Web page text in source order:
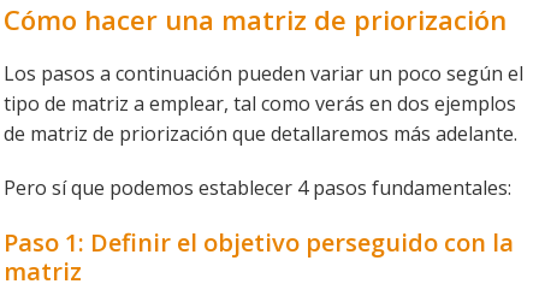
Cómo hacer una matriz de priorización
Los pasos a continuación pueden variar un poco según el
tipo de matriz a emplear, tal como verás en dos ejemplos
de matriz de priorización que detallaremos más adelante.
Pero sí que podemos establecer 4 pasos fundamentales:
Paso 1: Definir el objetivo perseguido con la
matriz